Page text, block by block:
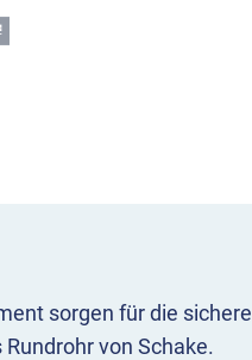
sorgen für die sichere
von Schake.